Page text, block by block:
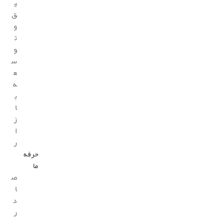
ق
و
ت
و
س
ع
ه
ب
ا
ز
ا
ر
حرفه
ما
ص
ا
د
ر